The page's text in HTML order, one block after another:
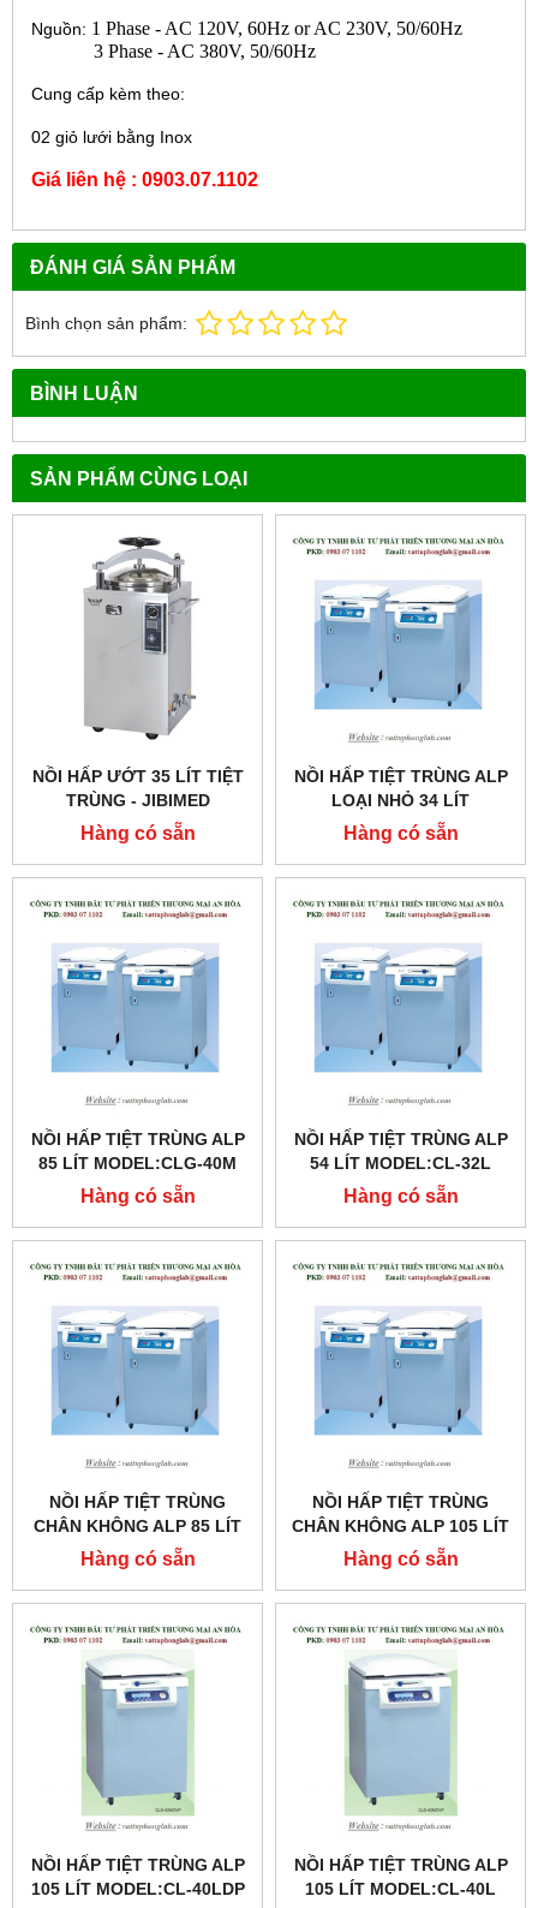
Nguồn: 1 Phase - AC 120V, 60Hz or AC 230V, 50/60Hz
3 Phase - AC 380V, 50/60Hz
Cung cấp kèm theo:
02 giỏ lưới bằng Inox
Giá liên hệ : 0903.07.1102
ĐÁNH GIÁ SẢN PHẨM
Bình chọn sản phẩm:
BÌNH LUẬN
SẢN PHẨM CÙNG LOẠI
NỒI HẤP ƯỚT 35 LÍT TIỆT
TRÙNG - JIBIMED
Hàng có sẵn
NỒI HẤP TIỆT TRÙNG ALP
LOẠI NHỎ 34 LÍT
MODEL:CL-32SDP
Hàng có sẵn
NỒI HẤP TIỆT TRÙNG ALP
85 LÍT MODEL:CLG-40M
Hàng có sẵn
NỒI HẤP TIỆT TRÙNG ALP
54 LÍT MODEL:CL-32L
Hàng có sẵn
NỒI HẤP TIỆT TRÙNG
CHÂN KHÔNG ALP 85 LÍT
MODEL:CLG-40MDVP
Hàng có sẵn
NỒI HẤP TIỆT TRÙNG
CHÂN KHÔNG ALP 105 LÍT
MODEL:CLG-40L
Hàng có sẵn
NỒI HẤP TIỆT TRÙNG ALP
105 LÍT MODEL:CL-40LDP
NỒI HẤP TIỆT TRÙNG ALP
105 LÍT MODEL:CL-40L